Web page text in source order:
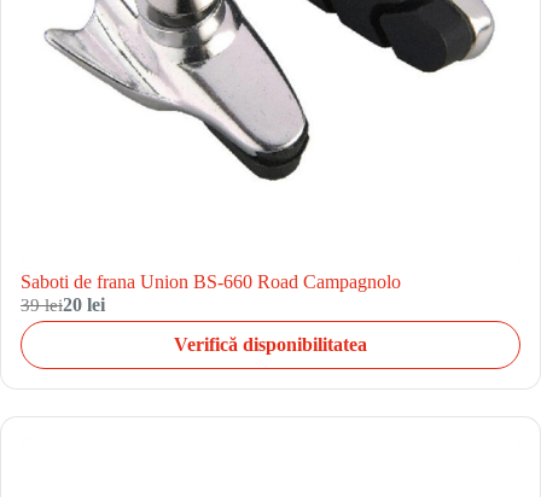
Saboti de frana Union BS-660 Road Campagnolo
39 lei20 lei
Verifică disponibilitatea